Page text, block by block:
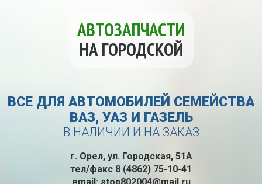
АВТОЗАПЧАСТИ
НА ГОРОДСКОЙ
ВСЕ ДЛЯ АВТОМОБИЛЕЙ СЕМЕЙСТВА
ВАЗ, УАЗ И ГАЗЕЛЬ
В НАЛИЧИИ И НА ЗАКАЗ
г. Орел, ул. Городская, 51А
тел/факс 8 (4862) 75-10-41